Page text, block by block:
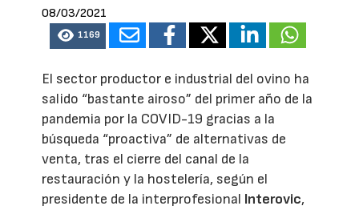
08/03/2021
1169
El sector productor e industrial del ovino ha
salido “bastante airoso” del primer año de la
pandemia por la COVID-19 gracias a la
búsqueda “proactiva” de alternativas de
venta, tras el cierre del canal de la
restauración y la hostelería, según el
presidente de la interprofesional Interovic,